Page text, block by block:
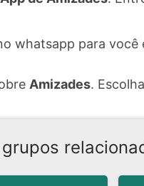
whatsapp para
Amizades.